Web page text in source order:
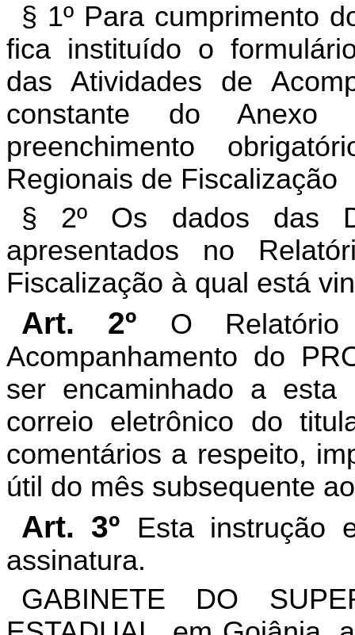
§ 1º Para cumprimento
fica instituído o
das Atividades de
constante do Anexo
preenchimento
Regionais de Fiscalização
§ 2º Os dados das
apresentados no
Fiscalização à qual está
Art. 2º O
Acompanhamento do
ser encaminhado a esta
correio eletrônico do
comentários a respeito,
útil do mês subsequente
Art. 3º
Esta instrução
assinatura.
GABINETE DO